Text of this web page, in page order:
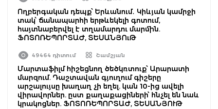
Ողբերգական դեպք՝ Երևանում․ Կիևյան կամրջի
տակ՝ ճանապարհի երթևեկելի գոտում,
հայտնաբերվել է տղամարդու մարմին.
ՖՈՏՈՌԵՊՈՐՏԱԺ, ՏԵՍԱՆՅՈւԹ
49464 դիտում Շամշյան
Մարտաֆիլմ հիշեցնող ծեծկռտուք՝ Արարատի
մարզում. Դաշտավան գյուղում գիշերը
արշալույսը խաղաղ չի եղել. կան 10-ից ավելի
վիրավորներ. ըստ քաղաքացիների՝ հնչել են նաև
կրակոցներ. ՖՈՏՈՌԵՊՈՐՏԱԺ, ՏԵՍԱՆՅՈՒԹ